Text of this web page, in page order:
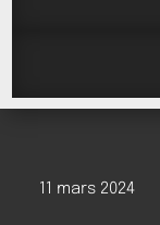
11 mars 2024